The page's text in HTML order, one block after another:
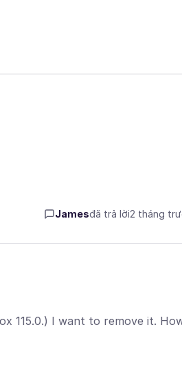
Jamesđã trả lời2 tháng
115.0.) I want to remove it.